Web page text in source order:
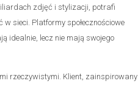
zdjęć i stylizacji, potrafi
sieci. Platformy społecznościowe
idealnie, lecz nie mają swojego
rzeczywistymi. Klient, zainspirowany